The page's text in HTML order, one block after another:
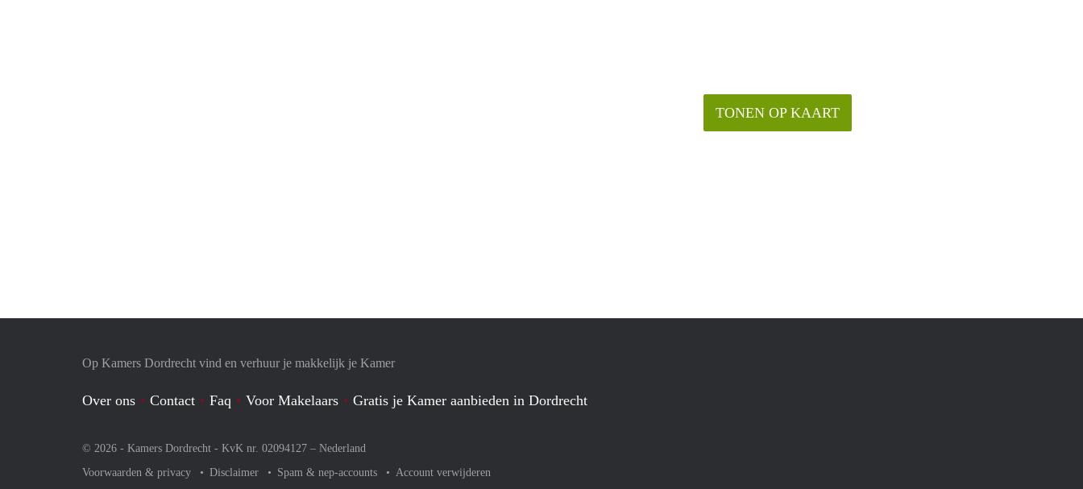
TONEN OP KAART
Op Kamers Dordrecht vind en verhuur je makkelijk je Kamer
Over ons Contact Faq Voor Makelaars Gratis je Kamer aanbieden in Dordrecht
© 2026 - Kamers Dordrecht - KvK nr. 02094127 – Nederland
Voorwaarden & privacy
Disclaimer Spam & nep-accounts Account verwijderen